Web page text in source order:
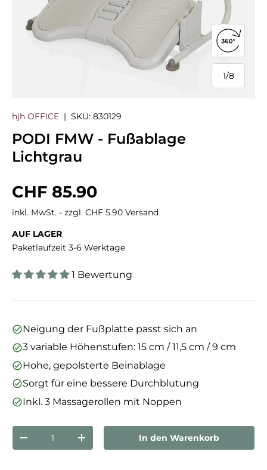
1/
von
8
360°-
hjh OFFICE | SKU: 830129
PODI FMW - Fußablage
Lichtgrau
Normaler Preis
CHF 85.90
inkl. MwSt. - zzgl. CHF 5.90 Versand
AUF LAGER
Paketlaufzeit 3-6 Werktage
1 Bewertung
Neigung der Fußplatte passt sich an
3 variable Höhenstufen: 15 cm / 11,5 cm / 9 cm
Hohe, gepolsterte Beinablage
Sorgt für eine bessere Durchblutung
Inkl. 3 Massagerollen mit Noppen
Anzahl
Menge verringernMenge erhöhenIn den Warenkorb